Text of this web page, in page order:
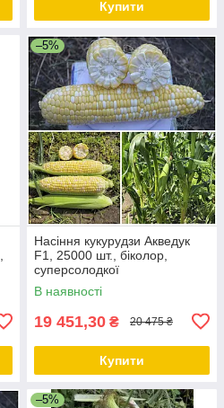
Купити
–5%
Насіння кукурудзи Акведук
F1, 25000 шт., біколор,
суперсолодкої
В наявності
19 451,30 ₴ 20 475 ₴
Купити
–5%